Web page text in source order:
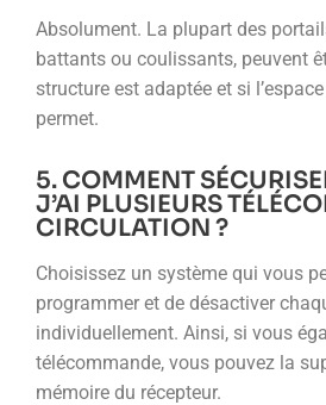
Absolument. La plupart des
battants ou coulissants, peuvent
structure est adaptée et si
permet.
5. COMMENT
J’AI PLUSIEURS
CIRCULATION ?
Choisissez un système qui vous
programmer et de désactiver
individuellement. Ainsi, si vous
télécommande, vous pouvez la
mémoire du récepteur.